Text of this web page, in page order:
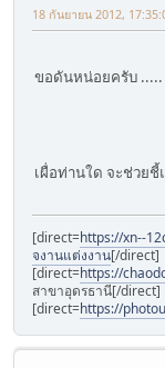
18 กันยายน 2012,
ขอดันหน่อยครับ .....
เผื่อท่านใด จะช่วย
[direct=https://xn--
จงานแต่งงาน[/direct]
[direct=https://
สาขาอุดรธานี[/direct]
[direct=https://